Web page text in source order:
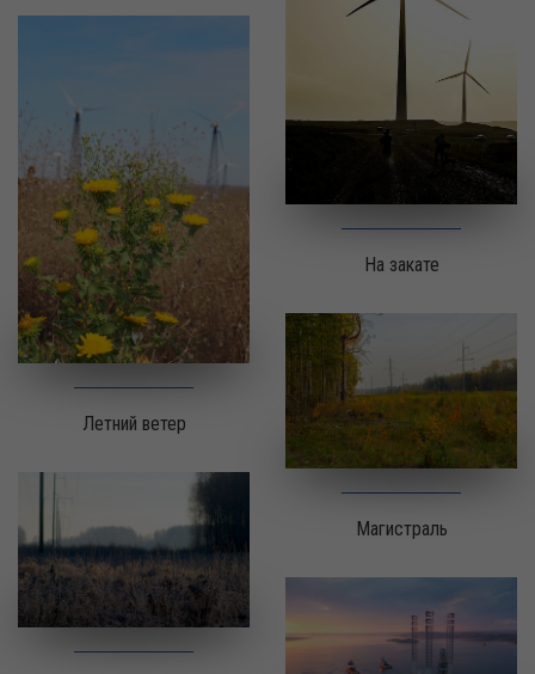
На закате
Магистраль
Летний ветер